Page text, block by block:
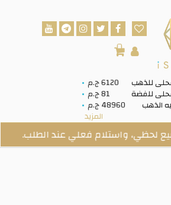
للذهب 6120 ج.م
للفضة 81 ج.م
الذهب 48960 ج.م
المزيد
0
واستلام فعلي عند الطلب.